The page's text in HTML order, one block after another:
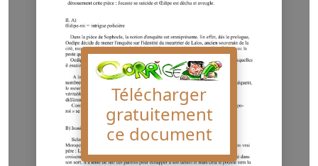
Télécharger
gratuitement
ce document